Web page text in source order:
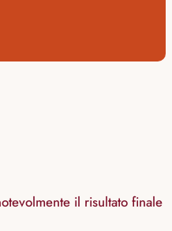
il risultato finale